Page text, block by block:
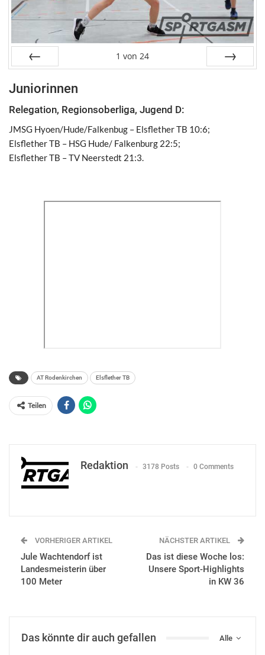
1 von 24
Juniorinnen
Relegation, Regionsoberliga, Jugend D:
JMSG Hyoen/Hude/Falkenbug – Elsflether TB 10:6;
Elsflether TB – HSG Hude/ Falkenburg 22:5;
Elsflether TB – TV Neerstedt 21:3.
AT Rodenkirchen Elsflether TB
Teilen
Redaktion 3178 Posts 0 Comments
VORHERIGER ARTIKEL
Jule Wachtendorf ist
Landesmeisterin über
100 Meter
NÄCHSTER ARTIKEL
Das ist diese Woche los:
Unsere Sport-Highlights
in KW 36
Alle
Das könnte dir auch gefallen